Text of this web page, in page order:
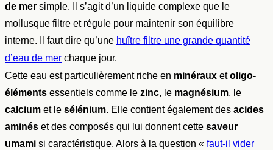
de mer simple. Il s’agit d’un liquide complexe que le
mollusque filtre et régule pour maintenir son équilibre
interne. Il faut dire qu’une huître filtre une grande quantité
d’eau de mer chaque jour.
Cette eau est particulièrement riche en minéraux etoligo-
éléments essentiels comme le zinc, le magnésium, le
calcium et le sélénium. Elle contient également des acides
aminés et des composés qui lui donnent cette saveur
umami si caractéristique. Alors à la question « faut-il vider